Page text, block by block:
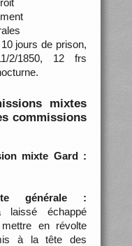
jours de prison,
2/1850, 12 frs
mixtes
commissions
mixte Gard :
générale :
laissé échappé
en révolte
à la tête des